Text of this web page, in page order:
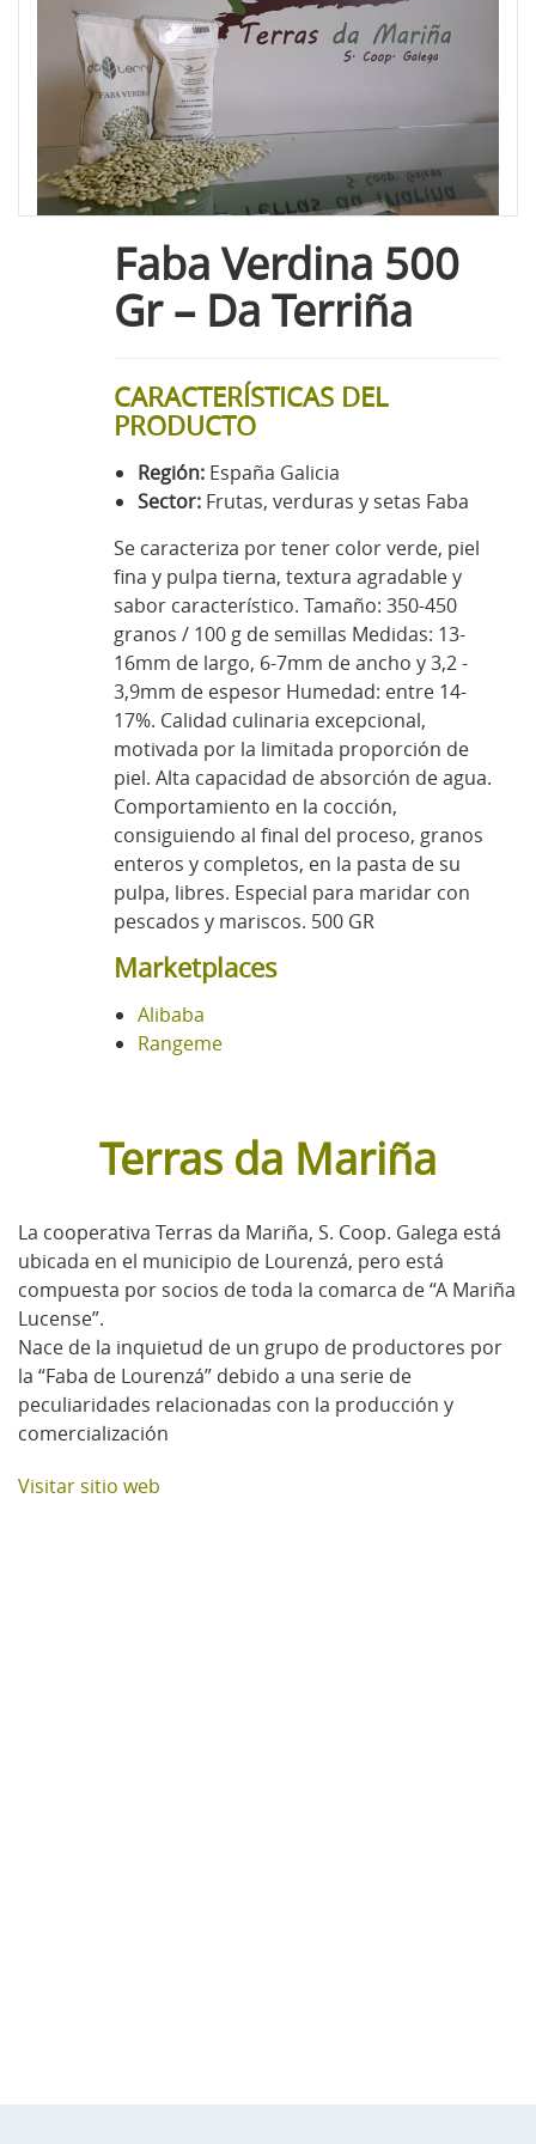
Faba Verdina 500
Gr – Da Terriña
CARACTERÍSTICAS DEL
PRODUCTO
Región: España Galicia
Sector: Frutas, verduras y setas Faba
Se caracteriza por tener color verde, piel
fina y pulpa tierna, textura agradable y
sabor característico. Tamaño: 350-450
granos / 100 g de semillas Medidas: 13-
16mm de largo, 6-7mm de ancho y 3,2 -
3,9mm de espesor Humedad: entre 14-
17%. Calidad culinaria excepcional,
motivada por la limitada proporción de
piel. Alta capacidad de absorción de agua.
Comportamiento en la cocción,
consiguiendo al final del proceso, granos
enteros y completos, en la pasta de su
pulpa, libres. Especial para maridar con
pescados y mariscos. 500 GR
Marketplaces
Alibaba
Rangeme
Terras da Mariña
La cooperativa Terras da Mariña, S. Coop. Galega está
ubicada en el municipio de Lourenzá, pero está
compuesta por socios de toda la comarca de “A Mariña
Lucense”.
Nace de la inquietud de un grupo de productores por
la “Faba de Lourenzá” debido a una serie de
peculiaridades relacionadas con la producción y
comercialización
Visitar sitio web